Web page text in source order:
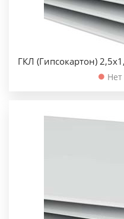
ГКЛ (Гипсокартон)